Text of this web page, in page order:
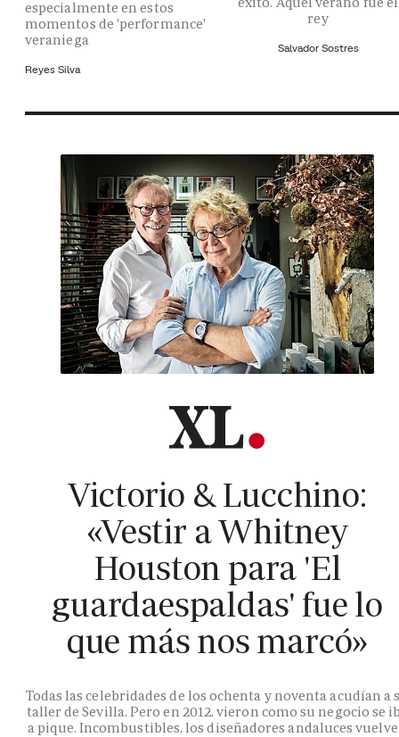
especialmente en estos
momentos de 'performance'
veraniega
Reyes Silva
rey
Salvador Sostres
Victorio & Lucchino:
«Vestir a Whitney
Houston para 'El
guardaespaldas' fue lo
que más nos marcó»
Todas las celebridades de los ochenta y noventa acudían a
taller de Sevilla. Pero en 2012, vieron como su negocio se
a pique. Incombustibles, los diseñadores andaluces